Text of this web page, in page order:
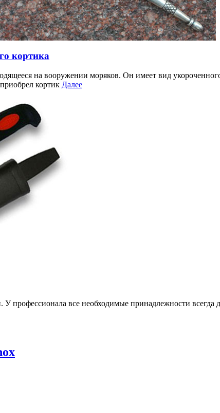
кортика
на вооружении моряков. Он имеет вид
кортик Далее
У профессионала все необходимые принадлежности